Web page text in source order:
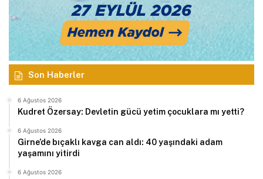
Son Haberler
6 Ağustos 2026
Kudret Özersay: Devletin gücü yetim çocuklara mı yetti?
6 Ağustos 2026
Girne’de bıçaklı kavga can aldı: 40 yaşındaki adam
yaşamını yitirdi
6 Ağustos 2026